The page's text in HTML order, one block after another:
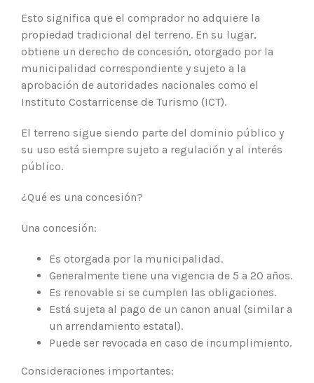
Esto significa que el comprador no adquiere la
propiedad tradicional del terreno. En su lugar,
obtiene un derecho de concesión, otorgado por la
municipalidad correspondiente y sujeto a la
aprobación de autoridades nacionales como el
Instituto Costarricense de Turismo (ICT).
El terreno sigue siendo parte del dominio público y
su uso está siempre sujeto a regulación y al interés
público.
¿Qué es una concesión?
Una concesión:
Es otorgada por la municipalidad.
Generalmente tiene una vigencia de 5 a 20 años.
Es renovable si se cumplen las obligaciones.
Está sujeta al pago de un canon anual (similar a
un arrendamiento estatal).
Puede ser revocada en caso de incumplimiento.
Consideraciones importantes: